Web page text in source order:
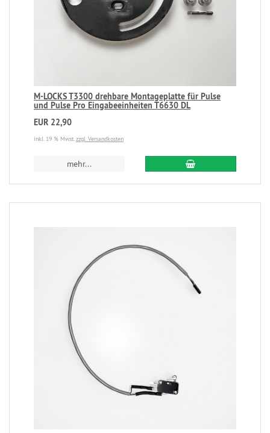
M-LOCKS T3300 drehbare Montageplatte für Pulse
und Pulse Pro Eingabeeinheiten T6630 DL
EUR 22,90
inkl. 19 % Mwst.zzgl. Versandkosten
mehr...